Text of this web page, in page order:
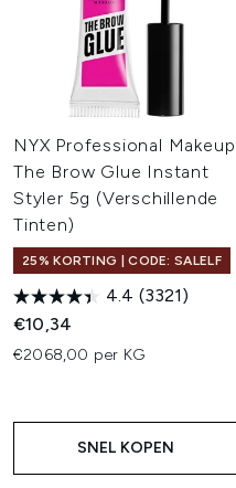
NYX Professional Makeup
The Brow Glue Instant
Styler 5g (Verschillende
Tinten)
25% KORTING | CODE: SALELF
4.4 (3321)
€10,34
€2068,00 per KG
SNEL KOPEN